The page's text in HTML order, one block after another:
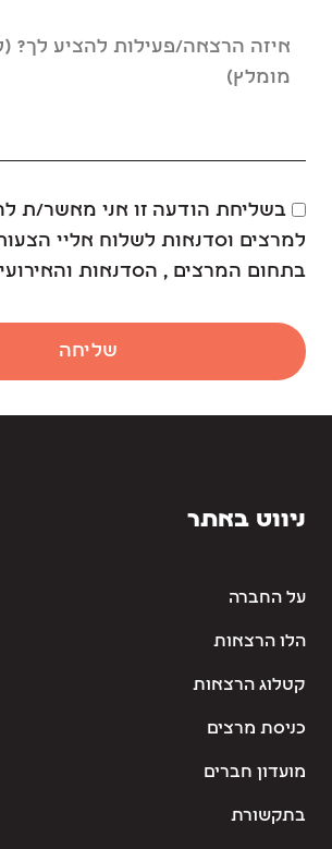
בשליחת הודעה זו אני מאשר/ת
למרצים וסדנאות לשלוח אליי
בתחום המרצים , הסדנאות
שליחה
ניווט באתר
על החברה
הלו הרצאות
קטלוג הרצאות
כניסת מרצים
מועדון חברים
בתקשורת